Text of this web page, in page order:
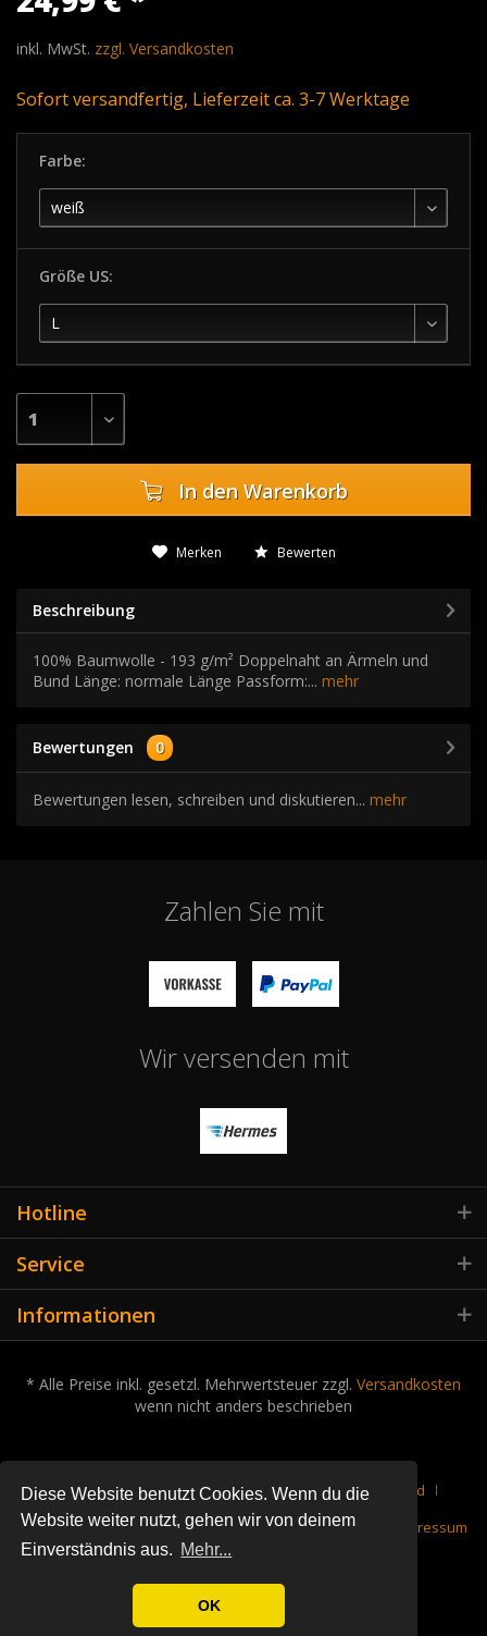
Diese Website benutzt Cookies. Wenn du die
Website weiter nutzt, gehen wir von deinem
Einverständnis aus. Mehr...
OK
inkl. MwSt. zzgl. Versandkosten
Sofort versandfertig, Lieferzeit ca. 3-7 Werktage
Farbe:
Größe US:
In den Warenkorb
Merken Bewerten
Beschreibung
100% Baumwolle - 193 g/m² Doppelnaht an Ärmeln und
Bund Länge: normale Länge Passform:... mehr
Bewertungen 0
Bewertungen lesen, schreiben und diskutieren... mehr
Zahlen Sie mit
Wir versenden mit
Hotline
Service
Informationen
* Alle Preise inkl. gesetzl. Mehrwertsteuer zzgl. Versandkosten
wenn nicht anders beschrieben
Cookie-Einstellungen Über uns Kontakt
Versand
Rückgabe
Datenschutz Widerrufsrecht AGB Impressum